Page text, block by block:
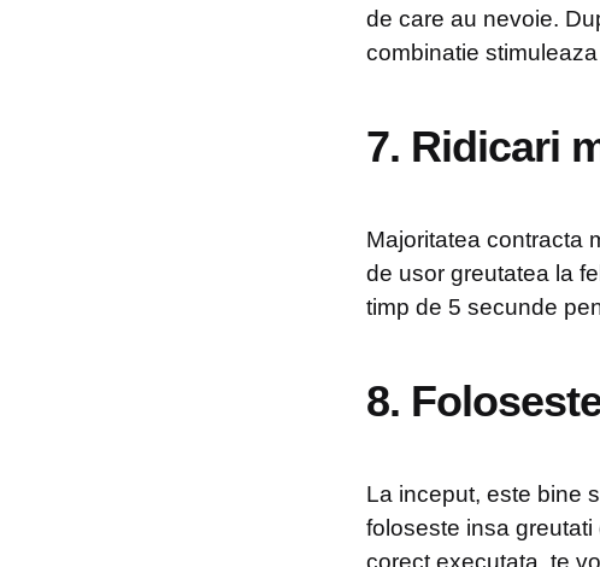
de care au nevoie.
combinatie
7. Ridicari
Majoritatea contracta
de usor greutatea la
timp de 5 secunde
8.
La inceput, este bine
foloseste insa
corect executata, te